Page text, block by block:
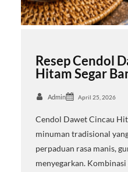
Resep Cendol
Hitam Segar
Admin April 25, 2026
Cendol Dawet Cincau
minuman tradisional
perpaduan rasa manis,
menyegarkan.